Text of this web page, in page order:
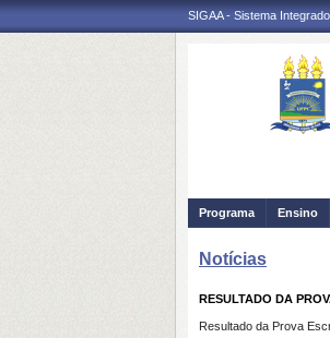
SIGAA - Sistema
Programa Ensino
Notícias
RESULTADO DA
Resultado da Prova